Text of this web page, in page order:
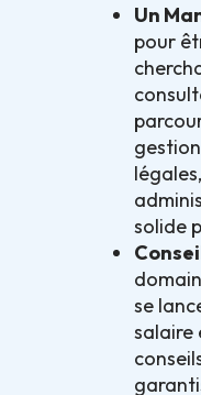
Un
pour
solide
se
salaire